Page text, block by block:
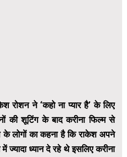
रोशन ने ‘कहो ना प्यार है’ के लिए
की शूटिंग के बाद करीना फिल्म से
के लोगों का कहना है कि राकेश अपने
ज्यादा ध्यान दे रहे थे इसलिए करीना